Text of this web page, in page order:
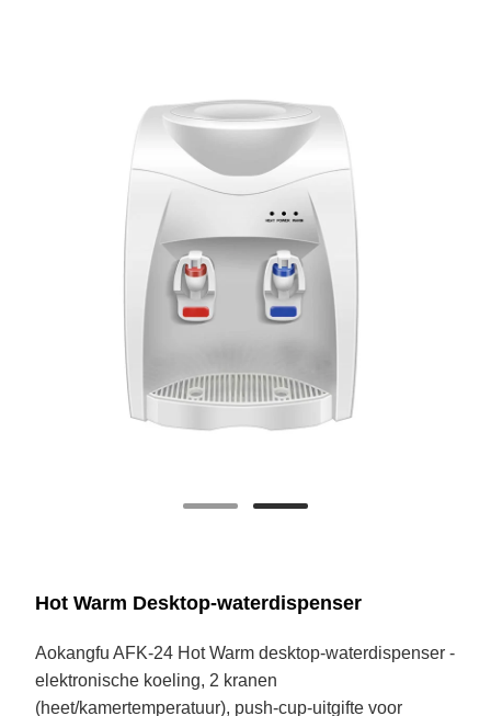
Hot Warm Desktop-waterdispenser
Aokangfu AFK-24 Hot Warm desktop-waterdispenser -
elektronische koeling, 2 kranen
(heet/kamertemperatuur), push-cup-uitgifte voor